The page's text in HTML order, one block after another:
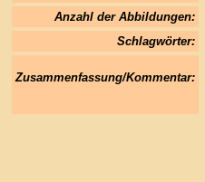
Anzahl der Abbildungen:
Schlagwörter:
Zusammenfassung/Kommentar: